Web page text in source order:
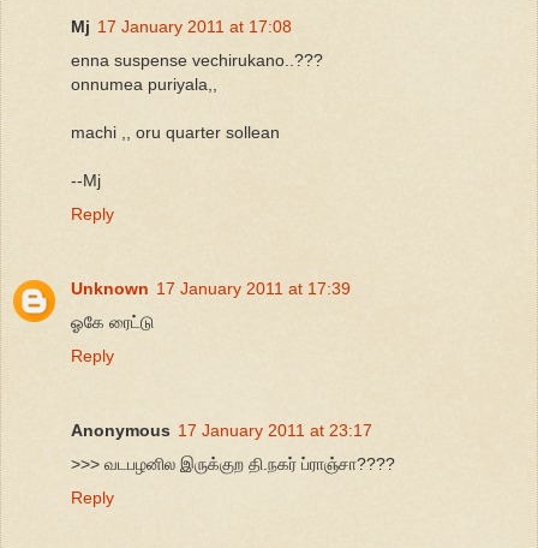
Mj 17 January 2011 at 17:08
enna suspense vechirukano..???
onnumea puriyala,,
machi ,, oru quarter sollean
--Mj
Reply
Unknown 17 January 2011 at 17:39
ஓகே ரைட்டு
Reply
Anonymous 17 January 2011 at 23:17
>>> வடபழனில இருக்குற தி.நகர் ப்ராஞ்சா????
Reply